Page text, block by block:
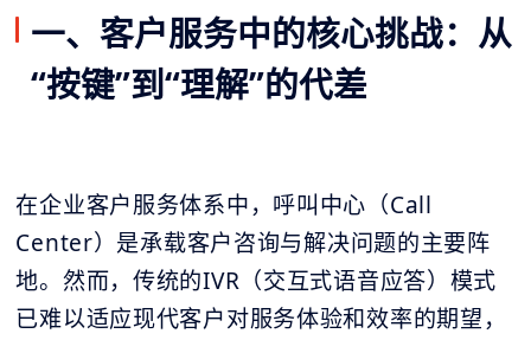
一、客户服务中的核心挑战：从
“按键”到“理解”的代差
在企业客户服务体系中，呼叫中心（Call
Center）是承载客户咨询与解决问题的主要阵
地。然而，传统的IVR（交互式语音应答）模式
已难以适应现代客户对服务体验和效率的期望，